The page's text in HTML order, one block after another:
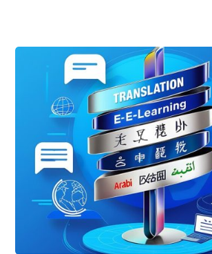
۱۴۰۴-۰۲-۰۸ آخرین مقالات هوش مصنوعی